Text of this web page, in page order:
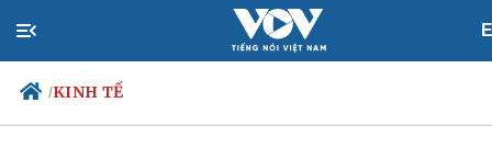
/KINH TẾ